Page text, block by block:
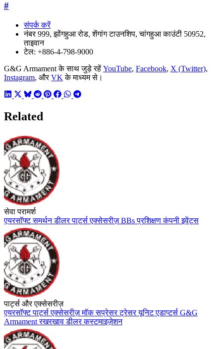
#
संपर्क करें
नंबर 999, झोंगहुआ रोड, शेंगांग टाउनशिप, चांगहुआ काउंटी 50952,
ताइवान
टेल: +886-4-798-9000
G&G Armament के साथ जुड़े रहें YouTube, Facebook, X (Twitter),
Instagram, औरVK के माध्यम से।
Related
सेवा परामर्श
एयरसॉफ्टसमर्थनडीलरपार्ट्सएक्सेसरीज़BBsप्रशिक्षणकंपनीइवेंट्स
पार्ट्स और एक्सेसरीज़
एयरसॉफ्टपार्ट्सएक्सेसरीज़मॉक सप्रेसरट्रेसर यूनिटएडाप्टर्स G&G
Armamentरखरखावडीलरकस्टमाइज़ेशन